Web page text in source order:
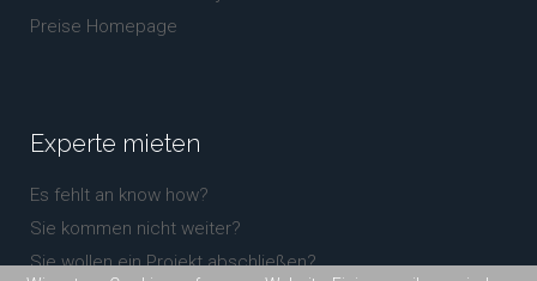
Preise Homepage
Experte mieten
Es fehlt an know how?
Sie kommen nicht weiter?
Sie wollen ein Projekt abschließen?